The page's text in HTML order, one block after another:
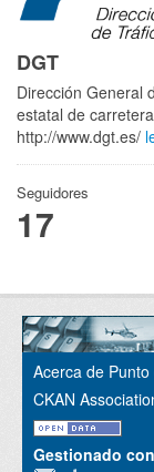
DGT
Dirección General
estatal de
http://www.dgt.es/
Seguidores
17
Acerca de
CKAN
Gestionado con